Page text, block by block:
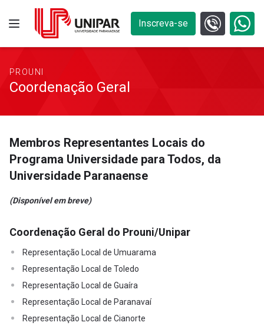
Inscreva-se
PROUNI
Coordenação Geral
Membros Representantes Locais do
Programa Universidade para Todos, da
Universidade Paranaense
(Disponível em breve)
Coordenação Geral do Prouni/Unipar
Representação Local de Umuarama
Representação Local de Toledo
Representação Local de Guaíra
Representação Local de Paranavaí
Representação Local de Cianorte